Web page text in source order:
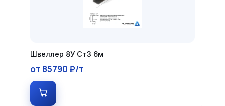
Швеллер 8У Ст3 6м
от 85790 ₽/т